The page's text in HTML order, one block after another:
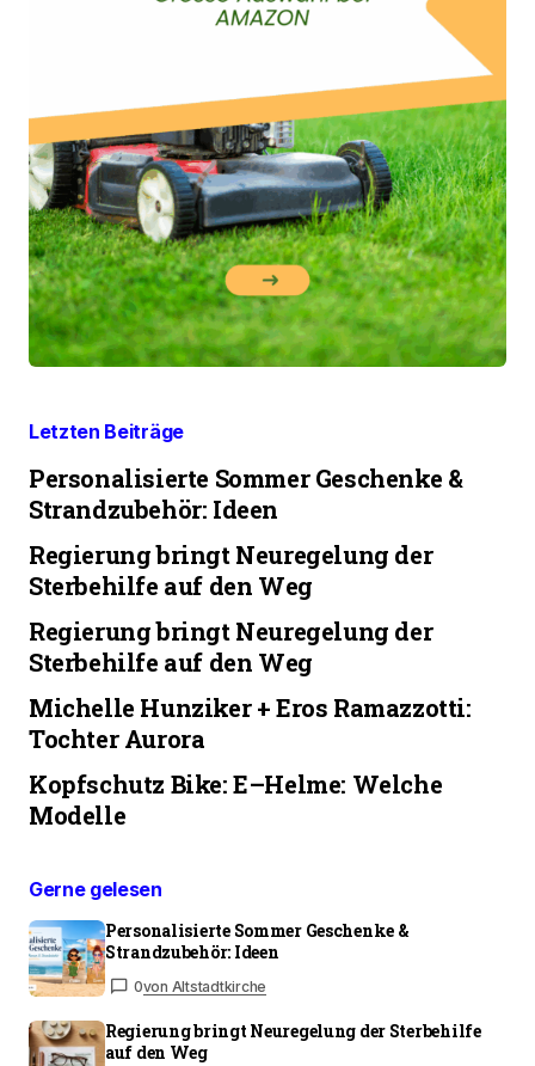
Letzten Beiträge
Personalisierte Sommer Geschenke &
Strandzubehör: Ideen
Regierung bringt Neuregelung der
Sterbehilfe auf den Weg
Regierung bringt Neuregelung der
Sterbehilfe auf den Weg
Michelle Hunziker + Eros Ramazzotti:
Tochter Aurora
Kopfschutz Bike: E–Helme: Welche
Modelle
Gerne gelesen
Personalisierte Sommer Geschenke &
Strandzubehör: Ideen
0von Altstadtkirche
Regierung bringt Neuregelung der Sterbehilfe
auf den Weg